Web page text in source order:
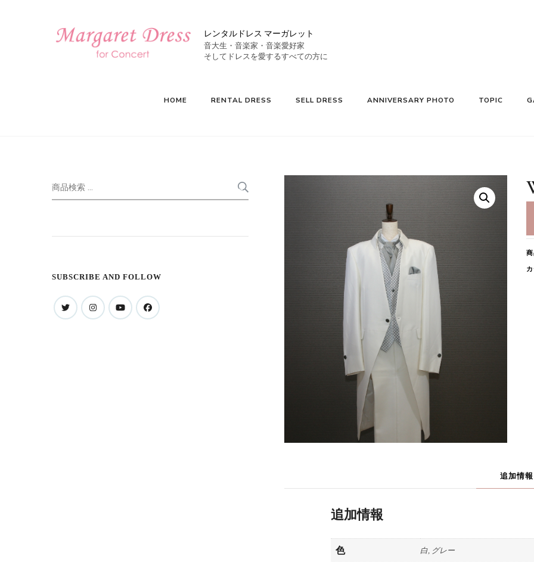
レンタルドレス マーガレット
音大生・音楽家・音楽愛好家
HOME RENTAL DRESS SELL DRESS ANNIVERSARY PHOTO TOPIC
追加情報
追加情報
色 白, グレー
検
索
象:
索
SUBSCRIBE AND FOLLOW